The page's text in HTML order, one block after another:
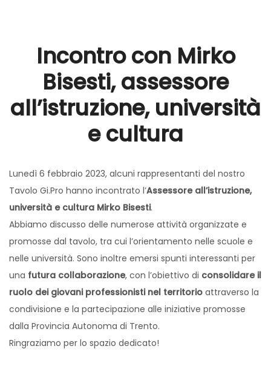
Incontro con Mirko
Bisesti, assessore
all’istruzione, università
e cultura
Lunedì 6 febbraio 2023, alcuni rappresentanti del nostro
Tavolo Gi.Pro hanno incontrato l’Assessore all’istruzione,
università e cultura Mirko Bisesti.
Abbiamo discusso delle numerose attività organizzate e
promosse dal tavolo, tra cui l’orientamento nelle scuole e
nelle università. Sono inoltre emersi spunti interessanti per
una futura collaborazione, con l’obiettivo di consolidare il
ruolo dei giovani professionisti nel territorio attraverso la
condivisione e la partecipazione alle iniziative promosse
dalla Provincia Autonoma di Trento.
Ringraziamo per lo spazio dedicato!